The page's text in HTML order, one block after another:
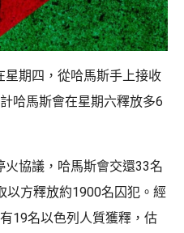
期四，從哈馬斯手上接收
哈馬斯會在星期六釋放多6
協議，哈馬斯會交還33名
以方釋放約1900名囚犯。經
19名以色列人質獲釋，估